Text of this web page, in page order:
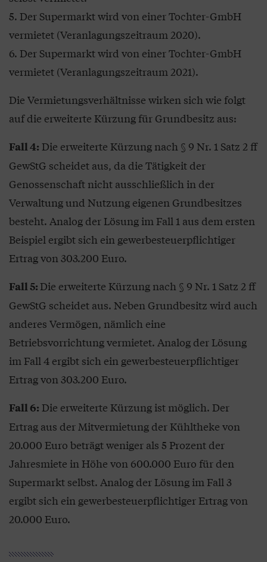
5. Der Supermarkt wird von einer Tochter-GmbH
vermietet (Veranlagungszeitraum 2020).
6. Der Supermarkt wird von einer Tochter-GmbH
vermietet (Veranlagungszeitraum 2021).
Die Vermietungsverhältnisse wirken sich wie folgt
auf die erweiterte Kürzung für Grundbesitz aus:
Fall 4: Die erweiterte Kürzung nach § 9 Nr. 1 Satz 2 ff
GewStG scheidet aus, da die Tätigkeit der
Genossenschaft nicht ausschließlich in der
Verwaltung und Nutzung eigenen Grundbesitzes
besteht. Analog der Lösung im Fall 1 aus dem ersten
Beispiel ergibt sich ein gewerbesteuerpflichtiger
Ertrag von 303.200 Euro.
Fall 5:Die erweiterte Kürzung nach § 9 Nr. 1 Satz 2 ff
GewStG scheidet aus. Neben Grundbesitz wird auch
anderes Vermögen, nämlich eine
Betriebsvorrichtung vermietet. Analog der Lösung
im Fall 4 ergibt sich ein gewerbesteuerpflichtiger
Ertrag von 303.200 Euro.
Fall 6: Die erweiterte Kürzung ist möglich. Der
Ertrag aus der Mitvermietung der Kühltheke von
20.000 Euro beträgt weniger als 5 Prozent der
Jahresmiete in Höhe von 600.000 Euro für den
Supermarkt selbst. Analog der Lösung im Fall 3
ergibt sich ein gewerbesteuerpflichtiger Ertrag von
20.000 Euro.